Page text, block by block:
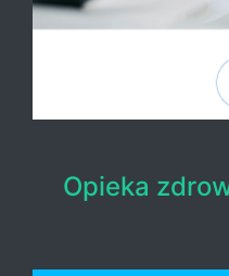
Opieka